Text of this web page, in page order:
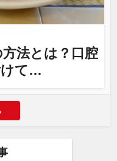
法とは？口腔
けて…